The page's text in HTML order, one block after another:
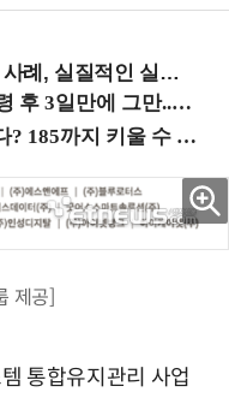
전략을 공유 (9/18 양재역)
제공]
통합유지관리 사업